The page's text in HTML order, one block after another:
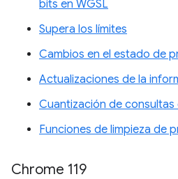
bits en WGSL
Supera los límites
Cambios en el estado de
Actualizaciones de la
Cuantización de
Funciones de limpieza de
Chrome 119